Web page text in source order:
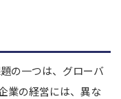
の一つは、グローバ
業の経営には、異な